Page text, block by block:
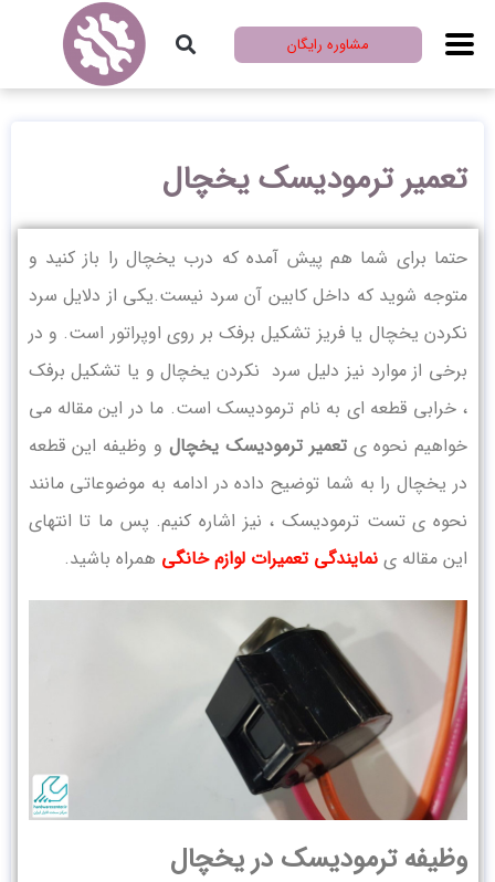
مشاوره رایگان
تعمیر ترمودیسک یخچال
حتما برای شما هم پیش آمده که درب یخچال را باز کنید و
متوجه شوید که داخل کابین آن سرد نیست.یکی از دلایل سرد
نکردن یخچال یا فریز تشکیل برفک بر روی اوپراتور است. و در
برخی از موارد نیز دلیل سرد نکردن یخچال و یا تشکیل برفک
، خرابی قطعه ای به نام ترمودیسک است. ما در این مقاله می
خواهیم نحوه یتعمیر ترمودیسک یخچال و وظیفه این قطعه
در یخچال را به شما توضیح داده در ادامه به موضوعاتی مانند
نحوه ی تست ترمودیسک ، نیز اشاره کنیم. پس ما تا انتهای
این مقاله ی نمایندگی تعمیرات لوازم خانگی همراه باشید.
وظیفه ترمودیسک در یخچال